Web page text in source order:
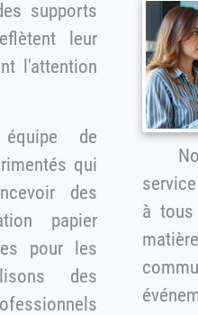
supports
qui
papier
des
service client
à